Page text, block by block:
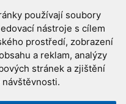
používají soubory
nástroje s cílem
prostředí, zobrazení
a reklam, analýzy
stránek a zjištění
|Hvězdárna a planetárium
Astro.cz